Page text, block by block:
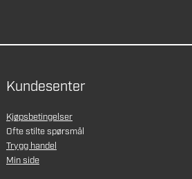
Kundesenter
Kjøpsbetingelser
Ofte stilte spørsmål
Trygg handel
Min side